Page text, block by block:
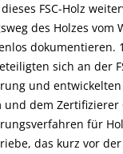
FSC-Holz
des Holzes vom
dokumentieren.
sich an der
und
dem Zertifizierer
für
das kurz vor